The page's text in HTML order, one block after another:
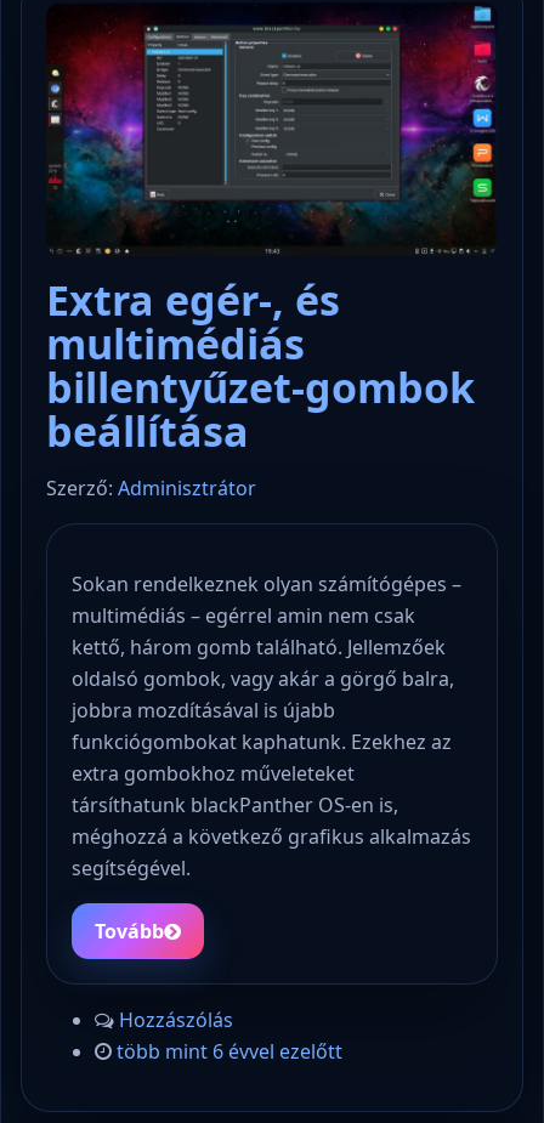
Extra egér-, és
multimédiás
billentyűzet-gombok
beállítása
Szerző: Adminisztrátor
Sokan rendelkeznek olyan számítógépes –
multimédiás – egérrel amin nem csak
kettő, három gomb található. Jellemzőek
oldalsó gombok, vagy akár a görgő balra,
jobbra mozdításával is újabb
funkciógombokat kaphatunk. Ezekhez az
extra gombokhoz műveleteket
társíthatunk blackPanther OS-en is,
méghozzá a következő grafikus alkalmazás
segítségével.
Tovább
Hozzászólás
több mint 6 évvel ezelőtt